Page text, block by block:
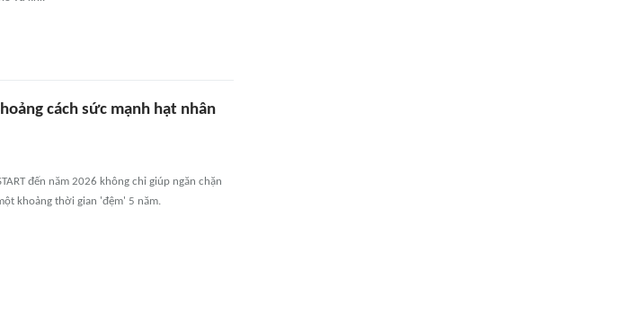
cách sức mạnh hạt nhân
đến năm 2026 không chỉ giúp ngăn chặn
khoảng thời gian 'đệm' 5 năm.